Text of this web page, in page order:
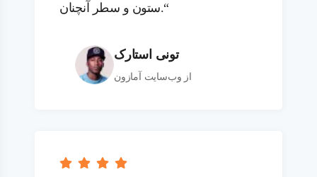
ستون و سطر آنچنان.“
تونی استارک
از وب‌سایت آمازون